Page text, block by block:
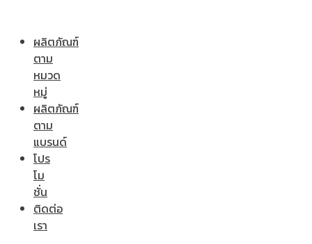
ผลิตภัณฑ์
ตาม
หมวด
หมู่
ผลิตภัณฑ์
ตาม
แบรนด์
โปร
โม
ชั่น
ติดต่อ
เรา